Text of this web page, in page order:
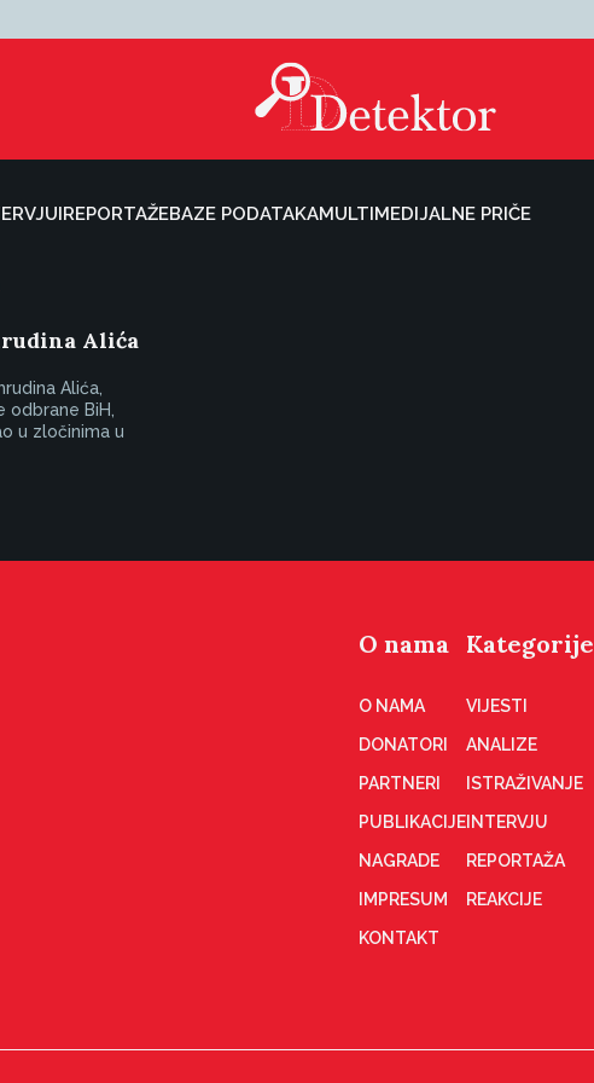
REPORTAŽEBAZE PODATAKAMULTIMEDIJALNE PRIČE
Alića
Alića,
BiH,
u zločinima u
O nama
O NAMA
DONATORI
PARTNERI
PUBLIKACIJE
NAGRADE
IMPRESUM
KONTAKT
Kategorije
VIJESTI
ANALIZE
ISTRAŽIVANJE
INTERVJU
REPORTAŽA
REAKCIJE